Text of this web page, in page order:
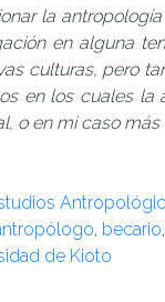
la
en alguna
culturas, pero
en los cuales la
o en mi caso más
, becario,
de Kioto